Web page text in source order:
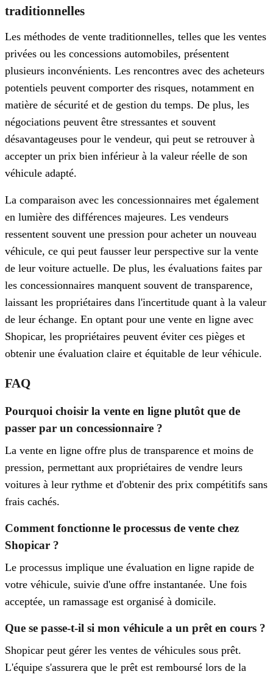
traditionnelles
Les méthodes de vente traditionnelles, telles que les ventes
privées ou les concessions automobiles, présentent
plusieurs inconvénients. Les rencontres avec des acheteurs
potentiels peuvent comporter des risques, notamment en
matière de sécurité et de gestion du temps. De plus, les
négociations peuvent être stressantes et souvent
désavantageuses pour le vendeur, qui peut se retrouver à
accepter un prix bien inférieur à la valeur réelle de son
véhicule adapté.
La comparaison avec les concessionnaires met également
en lumière des différences majeures. Les vendeurs
ressentent souvent une pression pour acheter un nouveau
véhicule, ce qui peut fausser leur perspective sur la vente
de leur voiture actuelle. De plus, les évaluations faites par
les concessionnaires manquent souvent de transparence,
laissant les propriétaires dans l'incertitude quant à la valeur
de leur échange. En optant pour une vente en ligne avec
Shopicar, les propriétaires peuvent éviter ces pièges et
obtenir une évaluation claire et équitable de leur véhicule.
FAQ
Pourquoi choisir la vente en ligne plutôt que de
passer par un concessionnaire ?
La vente en ligne offre plus de transparence et moins de
pression, permettant aux propriétaires de vendre leurs
voitures à leur rythme et d'obtenir des prix compétitifs sans
frais cachés.
Comment fonctionne le processus de vente chez
Shopicar ?
Le processus implique une évaluation en ligne rapide de
votre véhicule, suivie d'une offre instantanée. Une fois
acceptée, un ramassage est organisé à domicile.
Que se passe-t-il si mon véhicule a un prêt en cours ?
Shopicar peut gérer les ventes de véhicules sous prêt.
L'équipe s'assurera que le prêt est remboursé lors de la